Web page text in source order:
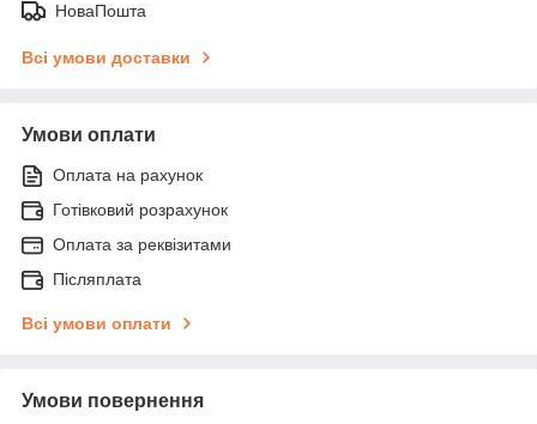
НоваПошта
Всі умови доставки
Умови оплати
Оплата на рахунок
Готівковий розрахунок
Оплата за реквізитами
Післяплата
Всі умови оплати
Умови повернення